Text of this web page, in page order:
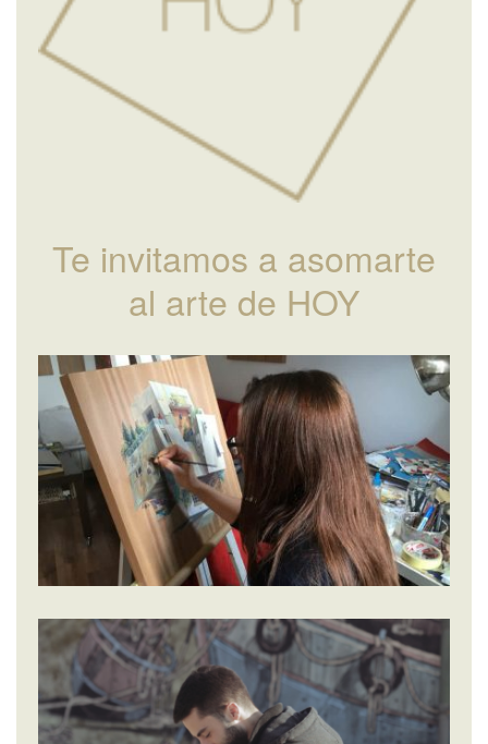
Te invitamos a asomarte
al arte de HOY